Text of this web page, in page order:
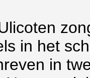
in het
in